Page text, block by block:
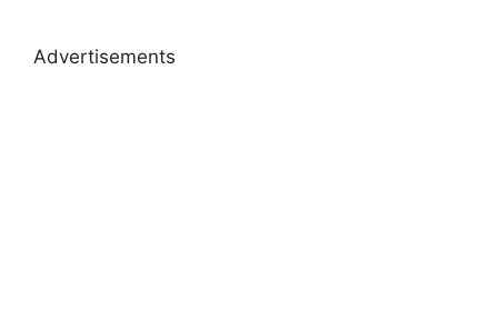
Advertisements